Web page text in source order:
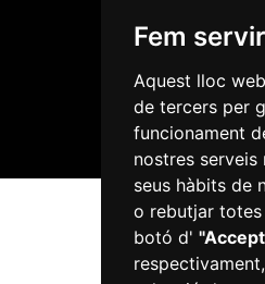
Fem
Aquest lloc
de tercers per
funcionament
nostres
seus hàbits de
o rebutjar
botó d'
Plaça del